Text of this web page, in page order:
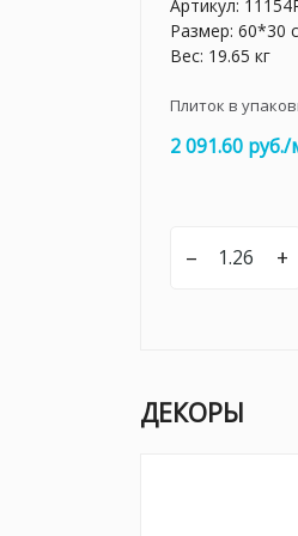
Артикул:
Размер: 60*30
Вес: 19.65 кг
Плиток в
2 091.60
– +
ДЕКОРЫ